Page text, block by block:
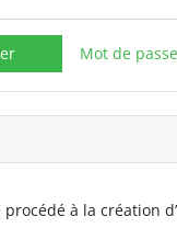
Mot de
procédé à la création